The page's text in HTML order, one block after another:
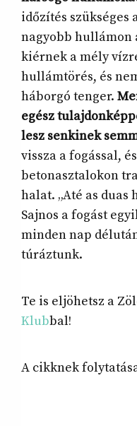
időzítés szükséges
nagyobb
kiérnek a mély
hullámtörés, és
háborgó tenger.
egész
lesz senkinek
vissza a fogással,
betonasztalokon
halat. „Até as duas
Sajnos a fogást
minden nap
túráztunk.
Te is eljöhetsz a
Klubbal!
A cikknek